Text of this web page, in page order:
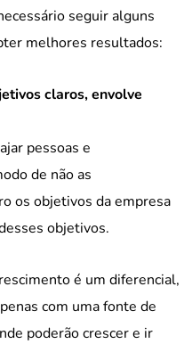
seguir alguns
melhores resultados:
claros, envolve
pessoas e
de não as
os objetivos da empresa
objetivos.
é um diferencial,
com uma fonte de
poderão crescer e ir